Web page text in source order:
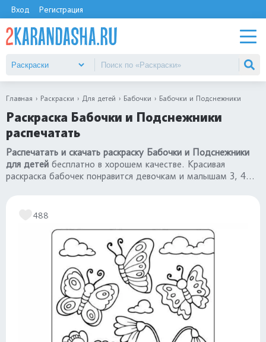
Вход Регистрация
Главная Раскраски Для детей Бабочки Бабочки и Подснежники
Раскраска Бабочки и Подснежники
распечатать
Распечатать и скачать раскраску Бабочки и Подснежники
для детей бесплатно в хорошем качестве. Красивая
раскраска бабочек понравится девочкам и малышам 3, 4
488